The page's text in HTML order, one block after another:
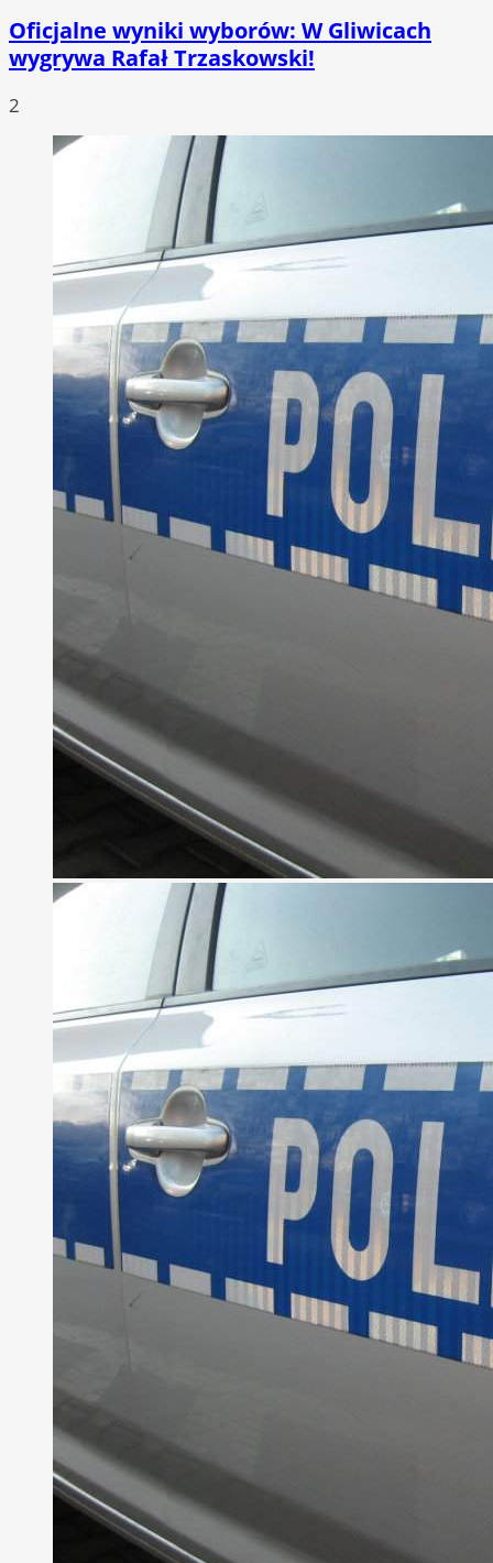
Oficjalne wyniki wyborów: W Gliwicach
wygrywa Rafał Trzaskowski!
2